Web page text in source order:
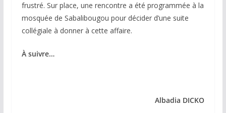
frustré. Sur place, une rencontre a été programmée à la
mosquée de Sabalibougou pour décider d’une suite
collégiale à donner à cette affaire.
À suivre…
Albadia DICKO